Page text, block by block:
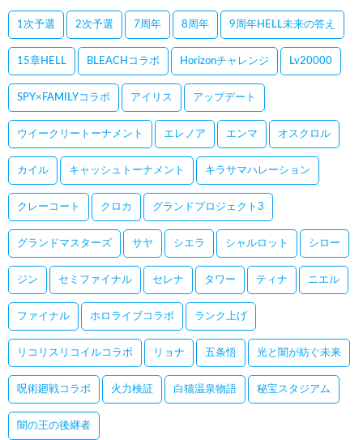
1次予選 2次予選 7周年 8周年 9周年HELL未来の答え
15章HELL BLEACHコラボ Horizonチャレンジ Lv20000
SPY×FAMILYコラボ アイリス アップデート
ウイークリートーナメント エレノア エンマ オスクロル
カイル キャッシュトーナメント キラサマハレーション
クレーコート クロカ グランドプロジェクト3
グランドマスターズ サヤ シエラ シャルロット シロー
ジン セミファイナル セレナ タワー ティナ ニエル
ファイナル ホロライブコラボ ランク上げ
リコリスリコイルコラボ リョナ 五条悟 光と闇が紡ぐ未来
呪術廻戦コラボ 火力検証 白猫温泉物語 秘宝スタジアム
闇の王の後継者